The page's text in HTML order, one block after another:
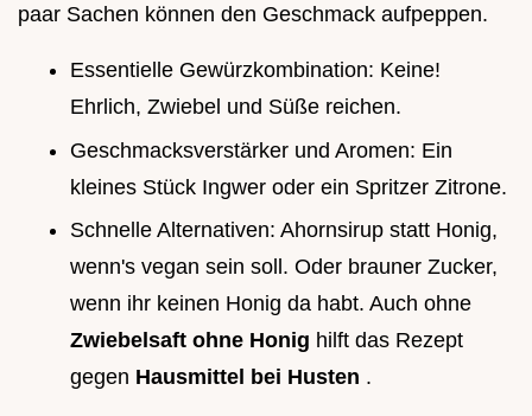
paar Sachen können den Geschmack aufpeppen.
Essentielle Gewürzkombination: Keine!
Ehrlich, Zwiebel und Süße reichen.
Geschmacksverstärker und Aromen: Ein
kleines Stück Ingwer oder ein Spritzer Zitrone.
Schnelle Alternativen: Ahornsirup statt Honig,
wenn's vegan sein soll. Oder brauner Zucker,
wenn ihr keinen Honig da habt. Auch ohne
Zwiebelsaft ohne Honig hilft das Rezept
gegen Hausmittel bei Husten .